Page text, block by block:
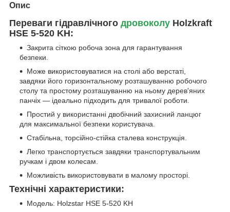
Опис
Переваги гідравлічного дровоколу Holzkraft
HSE 5-520 KH:
Закрита сіткою робоча зона для гарантування
безпеки.
Може використовуватися на столі або верстаті,
завдяки його горизонтальному розташуванню робочого
столу та простому розташуванню на ньому дерев'яних
панчіх — ідеально підходить для тривалої роботи.
Простий у використанні двобічний захисний ланцюг
для максимальної безпеки користувача.
Стабільна, торсійно-стійка сталева конструкція.
Легко транспортується завдяки транспортувальним
ручкам і двом колесам.
Можливість використовувати в малому просторі.
Технічні характеристики:
Модель: Holzstar HSE 5-520 KH